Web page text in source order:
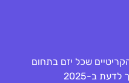
שכל יזם בתחום
ב-2025